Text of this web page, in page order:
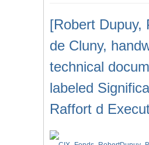
[Robert Dupuy,
de Cluny,
technical
labeled
Raffort d